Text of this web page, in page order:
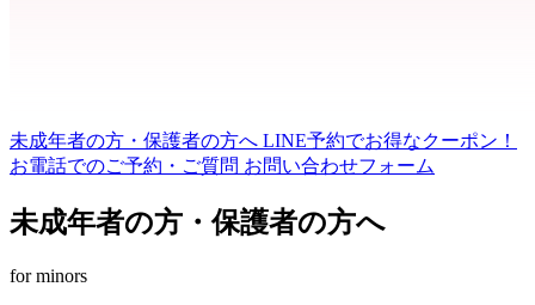
未成年者の方・保護者の方へ LINE予約でお得なクーポン！
お電話でのご予約・ご質問 お問い合わせフォーム
未成年者の方・保護者の方へ
for minors